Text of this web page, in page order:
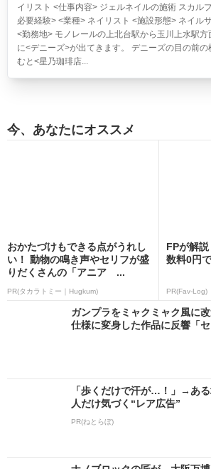
イリスト <仕事内容> ジェルネイルの施術 スカル
必要経験> <業種> ネイリスト <施設形態> ネイル
<勤務地> モノレールの上北台駅から玉川上水駅
に<デニーズ>が出てきます。 デニーズの目の前
むと<星乃珈琲店...
今、あなたにオススメ
おかたづけもできる点がうれし
い！ 動物の鳴き声やセリフが盛
りだくさんの「アニア ...
PR(タカラトミー｜Hugkum)
FPが解
数料0円
PR(Fav-Log)
ガンプラをミャクミャク風
仕様に変身した作品に反響「
「歩くだけで汗が…！」→あ
人だけ気づく“レア広告”
PR(ねとらぼ)